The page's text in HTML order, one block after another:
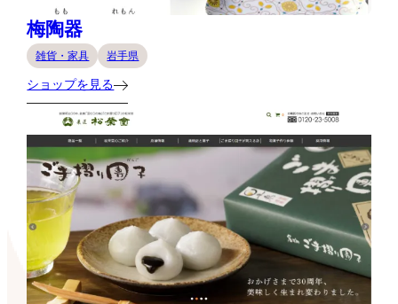
梅陶器
雑貨・家具 岩手県
ショップを見る